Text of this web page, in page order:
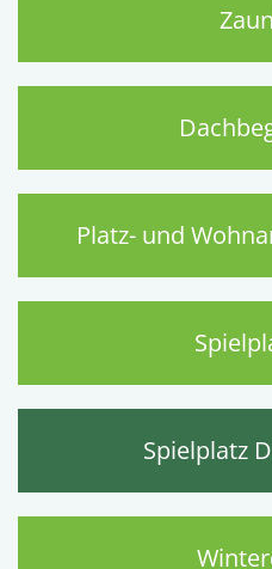
Platz- und
Spielplatz